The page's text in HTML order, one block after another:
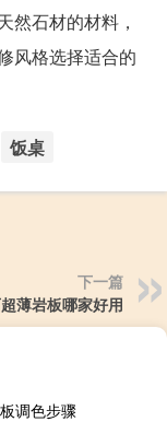
然石材的材料，
风格选择适合的
饭桌
下一篇
薄岩板哪家好用
调色步骤